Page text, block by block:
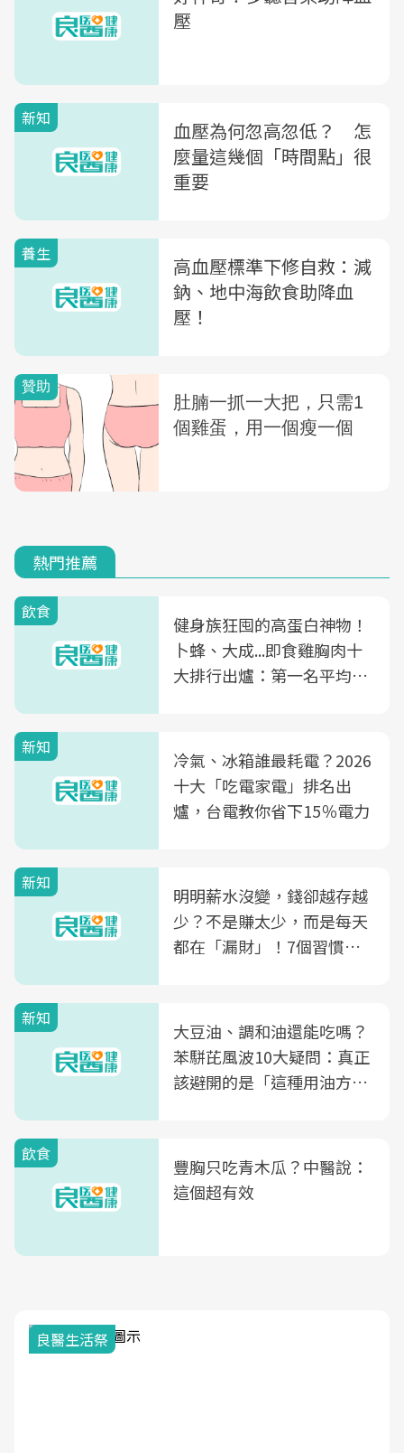
壓
新知
血壓為何忽高忽低？ 怎
麼量這幾個「時間點」很
重要
養生
高血壓標準下修自救：減
鈉、地中海飲食助降血
壓！
熱門推薦
飲食
健身族狂囤的高蛋白神物！
卜蜂、大成...即食雞胸肉十
大排行出爐：第一名平均一
新知
冷氣、冰箱誰最耗電？2026
十大「吃電家電」排名出
爐，台電教你省下15％電力
新知
明明薪水沒變，錢卻越存越
少？不是賺太少，而是每天
都在「漏財」！7個習慣一
新知
大豆油、調和油還能吃嗎？
苯駢芘風波10大疑問：真正
該避開的是「這種用油方
飲食
豐胸只吃青木瓜？中醫說：
這個超有效
良醫生活祭